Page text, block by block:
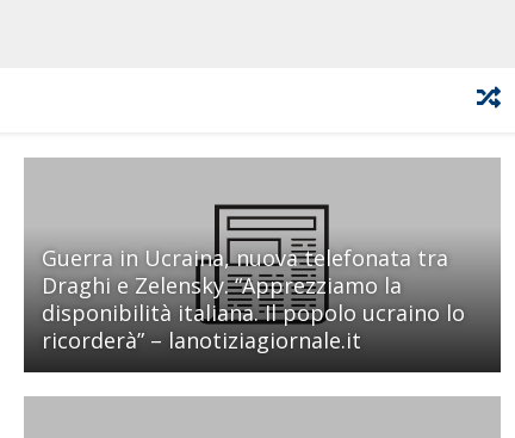
Guerra in Ucraina, nuova telefonata tra
Draghi e Zelensky. “Apprezziamo la
disponibilità italiana. Il popolo ucraino lo
ricorderà” – lanotiziagiornale.it